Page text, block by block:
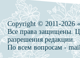
Copyright © 2011-2026 «
Все права защищены.
разрешения редакции.
По всем вопросам -